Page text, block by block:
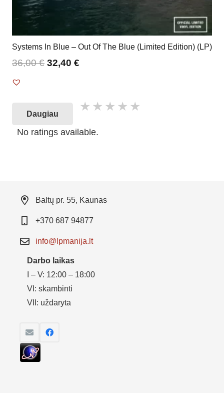
Systems In Blue – Out Of The Blue (Limited Edition) (LP)
36,00€ 32,40 €
Daugiau
No ratings available.
Baltų pr. 55, Kaunas
+370 687 94877
info@lpmanija.lt
Darbo laikas
I – V: 12:00 – 18:00
VI: skambinti
VII: uždaryta